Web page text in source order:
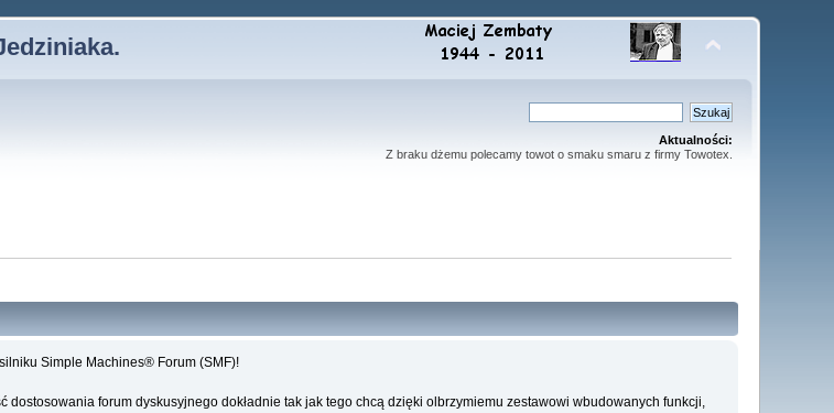
Aktualności:
Z braku dżemu polecamy towot o smaku smaru z firmy Towotex.
Simple Machines® Forum (SMF)!
forum dyskusyjnego dokładnie tak jak tego chcą dzięki olbrzymiemu zestawowi wbudowanych funkcji,